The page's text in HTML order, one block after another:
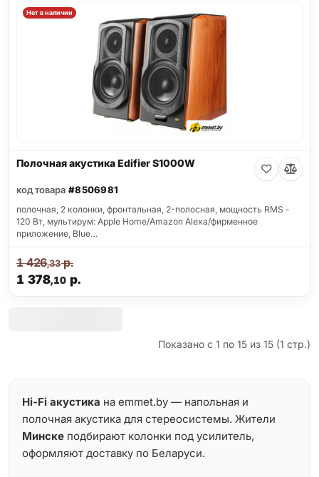
Нет в наличии
Полочная акустика Edifier S1000W
код товара #8506981
полочная, 2 колонки, фронтальная, 2-полосная, мощность RMS -
120 Вт, мультирум: Apple Home/Amazon Alexa/фирменное
приложение, Blue…
1 378,10 р.
1 426,33р.
Показано с 1 по 15 из 15 (1 стр.)
Hi-Fi акустика на emmet.by — напольная и
полочная акустика для стереосистемы. Жители
Минске подбирают колонки под усилитель,
оформляют доставку по Беларуси.